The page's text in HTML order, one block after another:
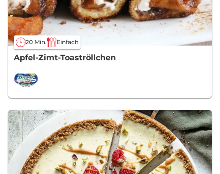
20 Min. Einfach
Apfel-Zimt-Toaströllchen